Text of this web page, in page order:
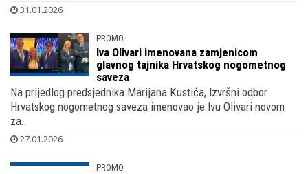
31.01.2026
PROMO
Iva Olivari imenovana zamjenicom
glavnog tajnika Hrvatskog nogometnog
saveza
Na prijedlog predsjednika Marijana Kustića, Izvršni odbor
Hrvatskog nogometnog saveza imenovao je Ivu Olivari novom
za..
27.01.2026
PROMO